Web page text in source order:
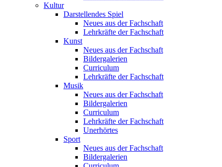
Kultur
Darstellendes Spiel
Neues aus der Fachschaft
Lehrkräfte der Fachschaft
Kunst
Neues aus der Fachschaft
Bildergalerien
Curriculum
Lehrkräfte der Fachschaft
Musik
Neues aus der Fachschaft
Bildergalerien
Curriculum
Lehrkräfte der Fachschaft
Unerhörtes
Sport
Neues aus der Fachschaft
Bildergalerien